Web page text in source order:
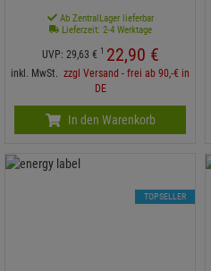
Ab ZentralLager lieferbar
Lieferzeit: 2-4 Werktage
UVP: 29, 63 € 1 22,90 €
inkl. MwSt. zzgl Versand - frei ab 90,-€ in
DE
In den Warenkorb
TOPSELLER